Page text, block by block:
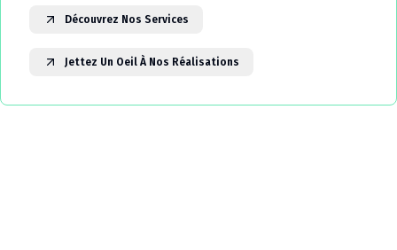
Découvrez Nos Services
Jettez Un Oeil À Nos Réalisations